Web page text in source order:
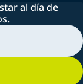
al día de